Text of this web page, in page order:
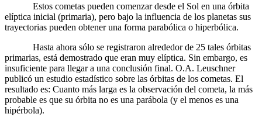
Estos cometas pueden comenzar desde el Sol en una órbita
elíptica inicial (primaria), pero bajo la influencia de los planetas sus
trayectorias pueden obtener una forma parabólica o hiperbólica.
Hasta ahora sólo se registraron alrededor de 25 tales órbitas
primarias, está demostrado que eran muy elíptica. Sin embargo, es
insuficiente para llegar a una conclusión final. O.A. Leuschner
publicó un estudio estadístico sobre las órbitas de los cometas. El
resultado es: Cuanto más larga es la observación del cometa, la más
probable es que su órbita no es una parábola (y el menos es una
hipérbola).